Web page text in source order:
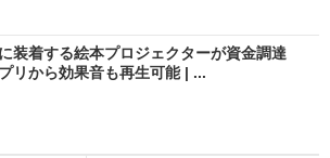
装着する絵本プロジェクターが資金調達
リから効果音も再生可能 | ...